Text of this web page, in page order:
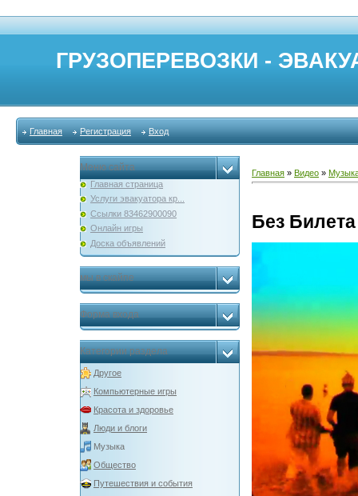
ГРУЗОПЕРЕВОЗКИ -
Главная Регистрация Вход
Меню сайта
Главная страница
Услуги эвакуатора кр...
Ссылки 83462900090
Онлайн игры
Доска объявлений
мы в скайпе
Форма входа
Категории раздела
Другое
Компьютерные игры
Красота и здоровье
Люди и блоги
Музыка
Общество
Путешествия и события
Главная » Видео »
Без